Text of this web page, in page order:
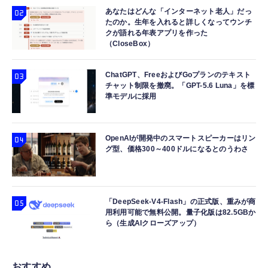
あなたはどんな「インターネット老人」だっ
たのか。生年を入れると詳しくなってウンチ
クが語れる年表アプリを作った
（CloseBox）
ChatGPT、FreeおよびGoプランのテキスト
チャット制限を撤廃。「GPT-5.6 Luna」を標
準モデルに採用
OpenAIが開発中のスマートスピーカーはリン
グ型、価格300～400ドルになるとのうわさ
「DeepSeek-V4-Flash」の正式版、重みが商
用利用可能で無料公開。量子化版は82.5GBか
ら（生成AIクローズアップ）